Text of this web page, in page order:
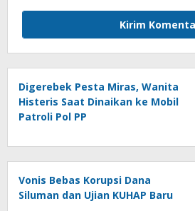
Digerebek Pesta Miras, Wanita
Histeris Saat Dinaikan ke Mobil
Patroli Pol PP
Vonis Bebas Korupsi Dana
Siluman dan Ujian KUHAP Baru